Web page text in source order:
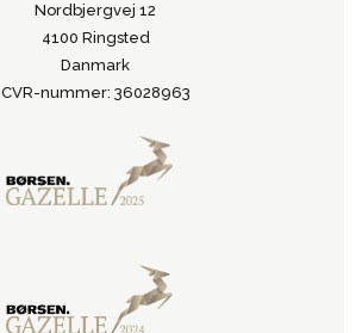
Nordbjergvej 12
4100 Ringsted
Danmark
CVR-nummer: 36028963